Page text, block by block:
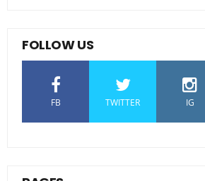
FOLLOW US
FB TWITTER IG